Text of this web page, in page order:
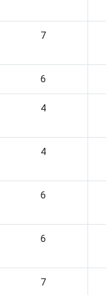
7
6
4
4
6
6
7